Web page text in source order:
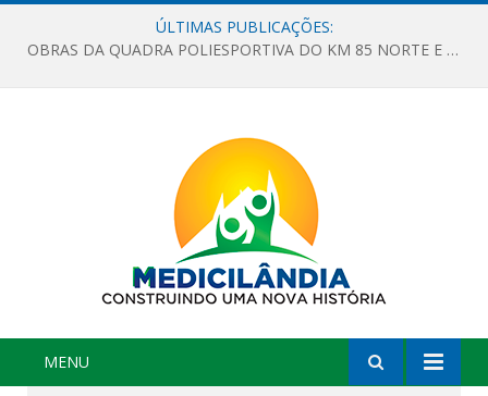
ÚLTIMAS PUBLICAÇÕES:
OBRAS DA QUADRA POLIESPORTIVA DO KM 85 NORTE E DA ESCOLA GASPAR VIANA AVANÇAM
MENU